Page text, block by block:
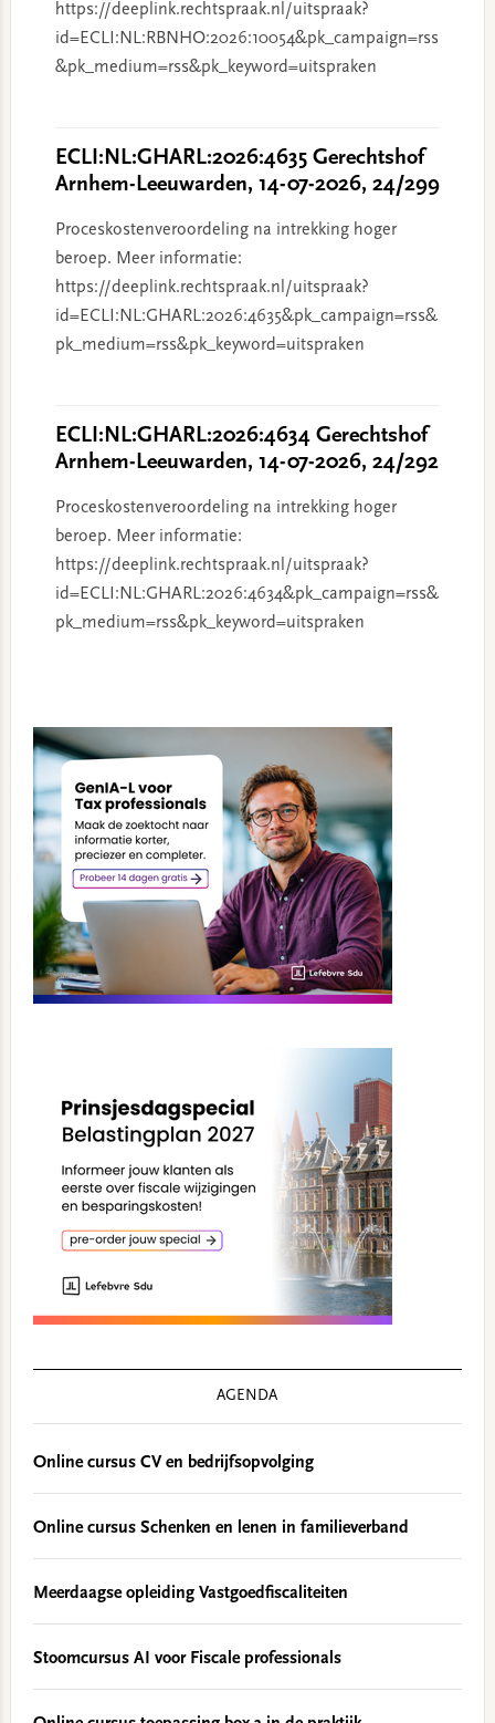
https://deeplink.rechtspraak.nl/uitspraak?
id=ECLI:NL:RBNHO:2026:10054&pk_campaign=rss
&pk_medium=rss&pk_keyword=uitspraken
ECLI:NL:GHARL:2026:4635 Gerechtshof
Arnhem-Leeuwarden, 14-07-2026, 24/299
Proceskostenveroordeling na intrekking hoger
beroep. Meer informatie:
https://deeplink.rechtspraak.nl/uitspraak?
id=ECLI:NL:GHARL:2026:4635&pk_campaign=rss&
pk_medium=rss&pk_keyword=uitspraken
ECLI:NL:GHARL:2026:4634 Gerechtshof
Arnhem-Leeuwarden, 14-07-2026, 24/292
Proceskostenveroordeling na intrekking hoger
beroep. Meer informatie:
https://deeplink.rechtspraak.nl/uitspraak?
id=ECLI:NL:GHARL:2026:4634&pk_campaign=rss&
pk_medium=rss&pk_keyword=uitspraken
Sidebar
AGENDA
Online cursus CV en bedrijfsopvolging
Online cursus Schenken en lenen in familieverband
Meerdaagse opleiding Vastgoedfiscaliteiten
Stoomcursus AI voor Fiscale professionals